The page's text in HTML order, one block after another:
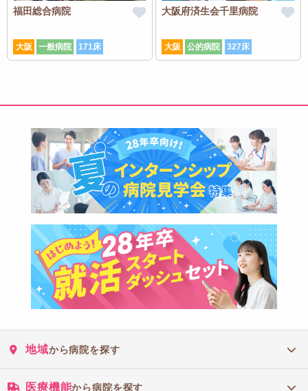
福田総合病院
大阪 一般病院 171床
大阪府済生会千里病院
大阪 公的病院 327床
地域から病院を探す
医療機能から病院を探す